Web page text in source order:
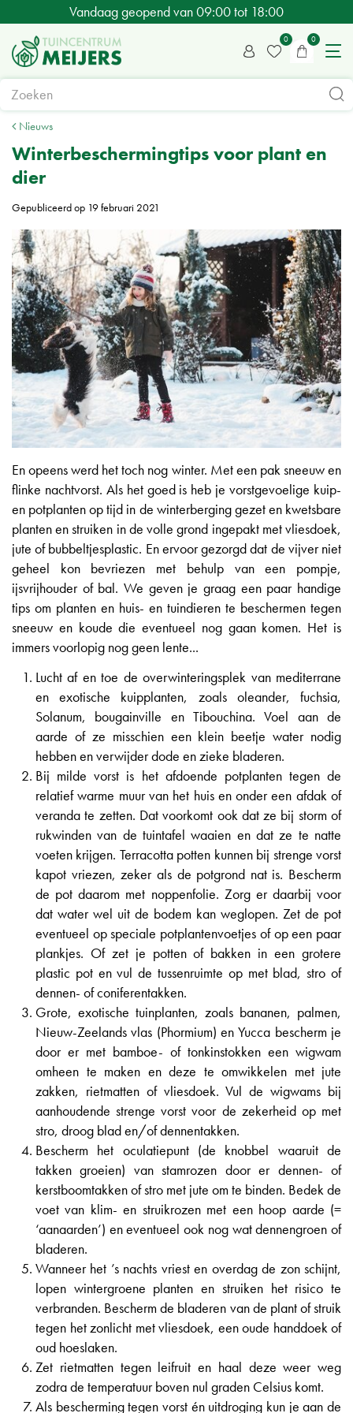
a
Nieuws
Vandaag geopend van09:00tot 18:00
Winterbeschermingtips voor plant en
dier
Gepubliceerd op 19 februari 2021
En opeens werd het toch nog winter. Met een pak sneeuw en
flinke nachtvorst. Als het goed is heb je vorstgevoelige kuip-
en potplanten op tijd in de winterberging gezet en kwetsbare
planten en struiken in de volle grond ingepakt met vliesdoek,
jute of bubbeltjesplastic. En ervoor gezorgd dat de vijver niet
geheel kon bevriezen met behulp van een pompje,
ijsvrijhouder of bal. We geven je graag een paar handige
tips om planten en huis- en tuindieren te beschermen tegen
sneeuw en koude die eventueel nog gaan komen. Het is
immers voorlopig nog geen lente...
Lucht af en toe de overwinteringsplek van mediterrane
en exotische kuipplanten, zoals oleander, fuchsia,
Solanum, bougainville en Tibouchina. Voel aan de
aarde of ze misschien een klein beetje water nodig
hebben en verwijder dode en zieke bladeren.
Bij milde vorst is het afdoende potplanten tegen de
relatief warme muur van het huis en onder een afdak of
veranda te zetten. Dat voorkomt ook dat ze bij storm of
rukwinden van de tuintafel waaien en dat ze te natte
voeten krijgen. Terracotta potten kunnen bij strenge vorst
kapot vriezen, zeker als de potgrond nat is. Bescherm
de pot daarom met noppenfolie. Zorg er daarbij voor
dat water wel uit de bodem kan weglopen. Zet de pot
eventueel op speciale potplantenvoetjes of op een paar
plankjes. Of zet je potten of bakken in een grotere
plastic pot en vul de tussenruimte op met blad, stro of
dennen- of coniferentakken.
Grote, exotische tuinplanten, zoals bananen, palmen,
Nieuw-Zeelands vlas (Phormium) en Yucca bescherm je
door er met bamboe- of tonkinstokken een wigwam
omheen te maken en deze te omwikkelen met jute
zakken, rietmatten of vliesdoek. Vul de wigwams bij
aanhoudende strenge vorst voor de zekerheid op met
stro, droog blad en/of dennentakken.
Bescherm het oculatiepunt (de knobbel waaruit de
takken groeien) van stamrozen door er dennen- of
kerstboomtakken of stro met jute om te binden. Bedek de
voet van klim- en struikrozen met een hoop aarde (=
‘aanaarden’) en eventueel ook nog wat dennengroen of
bladeren.
Wanneer het ’s nachts vriest en overdag de zon schijnt,
lopen wintergroene planten en struiken het risico te
verbranden. Bescherm de bladeren van de plant of struik
tegen het zonlicht met vliesdoek, een oude handdoek of
oud hoeslaken.
Zet rietmatten tegen leifruit en haal deze weer weg
zodra de temperatuur boven nul graden Celsius komt.
Als bescherming tegen vorst én uitdroging kun je aan de